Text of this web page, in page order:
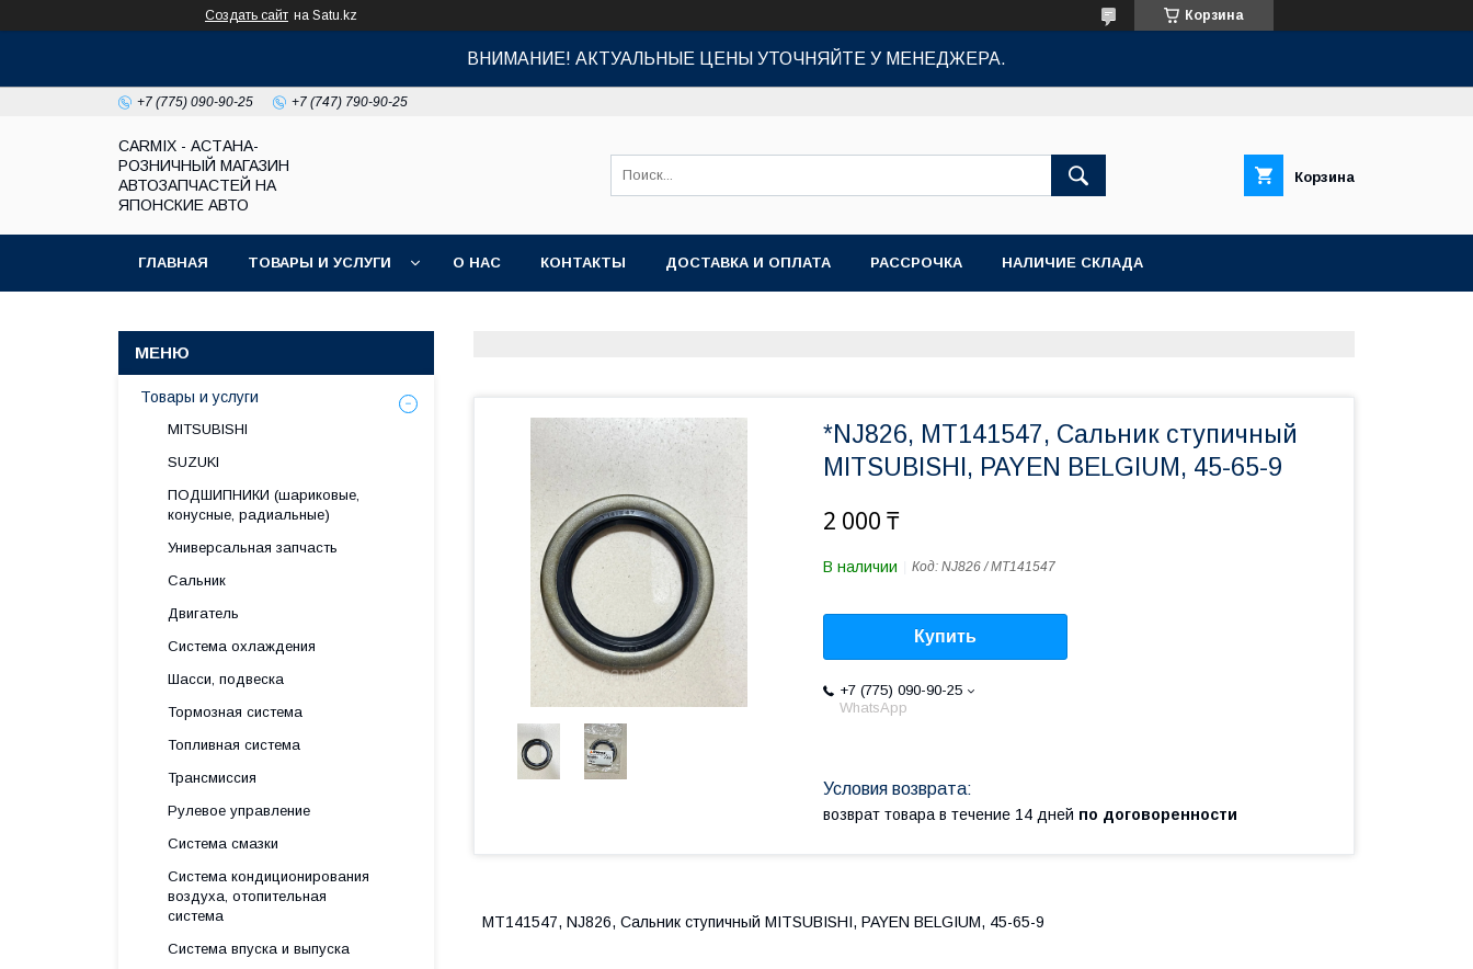
Создать сайт на Satu.kz Корзина
ВНИМАНИЕ! АКТУАЛЬНЫЕ ЦЕНЫ УТОЧНЯЙТЕ У МЕНЕДЖЕРА.
+7 (775) 090-90-25 +7 (747) 790-90-25
СARMIX - АСТАНА-
РОЗНИЧНЫЙ МАГАЗИН
АВТОЗАПЧАСТЕЙ НА
ЯПОНСКИЕ АВТО
Корзина
ГЛАВНАЯ ТОВАРЫ И УСЛУГИ О НАС КОНТАКТЫ ДОСТАВКА И ОПЛАТА РАССРОЧКА НАЛИЧИЕ СКЛАДА
*NJ826, MT141547, Сальник ступичный
MITSUBISHI, PAYEN BELGIUM, 45-65-9
2 000 ₸
В наличии Код: NJ826 / MT141547
Купить
+7 (775) 090-90-25
WhatsApp
возврат товара в течение 14 дней по договоренности
MT141547, NJ826, Сальник ступичный MITSUBISHI, PAYEN BELGIUM, 45-65-9
Товары и услуги
MITSUBISHI
SUZUKI
ПОДШИПНИКИ (шариковые,
конусные, радиальные)
Универсальная запчасть
Сальник
Двигатель
Система охлаждения
Шасси, подвеска
Тормозная система
Топливная система
Трансмиссия
Рулевое управление
Система смазки
Система кондиционирования
воздуха, отопительная
система
Система впуска и выпуска